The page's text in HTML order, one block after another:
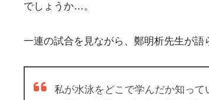
でしょうか…。
一連の試合を見ながら、鄭明析先生が語
私が水泳をどこで学んだか知って